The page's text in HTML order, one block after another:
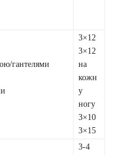
гантелями
3×12
3×12
на
кожн
у
ногу
3×10
3×15
3-4